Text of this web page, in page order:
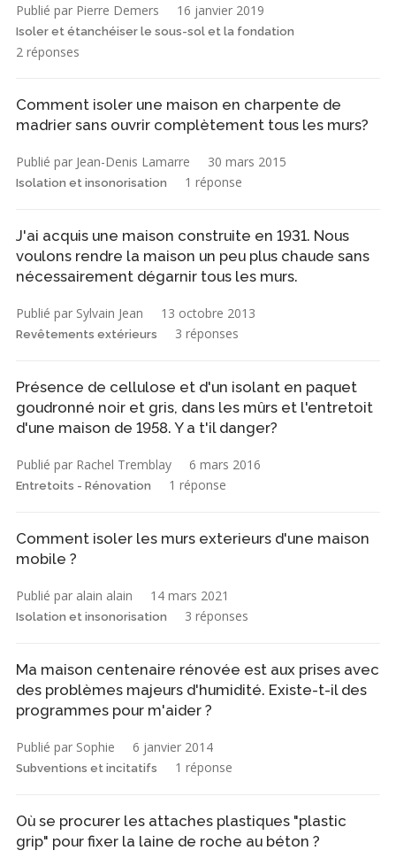
Publié par Pierre Demers 16 janvier 2019
Isoler et étanchéiser le sous-sol et la fondation
2 réponses
Comment isoler une maison en charpente de
madrier sans ouvrir complètement tous les murs?
Publié par Jean-Denis Lamarre 30 mars 2015
Isolation et insonorisation 1 réponse
J'ai acquis une maison construite en 1931. Nous
voulons rendre la maison un peu plus chaude sans
nécessairement dégarnir tous les murs.
Publié par Sylvain Jean 13 octobre 2013
Revêtements extérieurs 3 réponses
Présence de cellulose et d'un isolant en paquet
goudronné noir et gris, dans les mûrs et l'entretoit
d'une maison de 1958. Y a t'il danger?
Publié par Rachel Tremblay 6 mars 2016
Entretoits - Rénovation 1 réponse
Comment isoler les murs exterieurs d'une maison
mobile ?
Publié par alain alain 14 mars 2021
Isolation et insonorisation 3 réponses
Ma maison centenaire rénovée est aux prises avec
des problèmes majeurs d'humidité. Existe-t-il des
programmes pour m'aider ?
Publié par Sophie 6 janvier 2014
Subventions et incitatifs 1 réponse
Où se procurer les attaches plastiques "plastic
grip" pour fixer la laine de roche au béton ?